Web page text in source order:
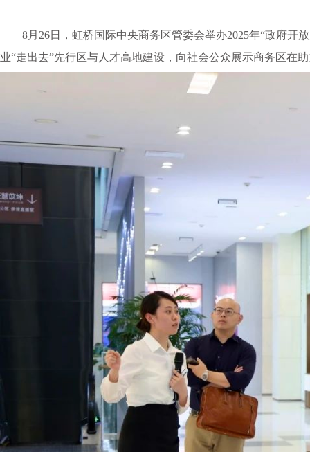
8月26日，虹桥国际中央商务区管委会举办2025年“政府
业“走出去”先行区与人才高地建设，向社会公众展示商务区在